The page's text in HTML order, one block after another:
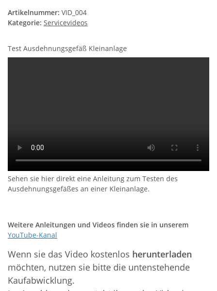
Artikelnummer: VID_004
Kategorie: Servicevideos
Test Ausdehnungsgefäß Kleinanlage
Sehen sie hier direkt eine Anleitung zum Testen des
Ausdehnungsgefäßes an einer Kleinanlage.
Weitere Anleitungen und Videos finden sie in unserem
YouTube-Kanal
Wenn sie das Video kostenlos herunterladen
möchten, nutzen sie bitte die untenstehende
Kaufabwicklung.